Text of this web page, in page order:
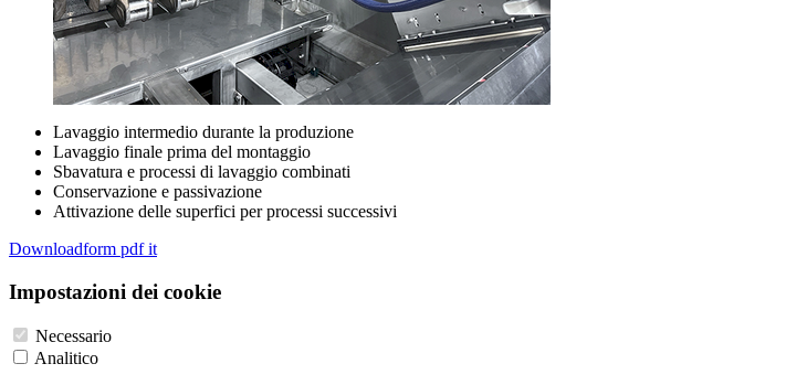
Lavaggio intermedio durante la produzione
Lavaggio finale prima del montaggio
Sbavatura e processi di lavaggio combinati
Conservazione e passivazione
Attivazione delle superfici per processi successivi
Downloadform pdf it
Impostazioni dei cookie
Necessario
Analitico